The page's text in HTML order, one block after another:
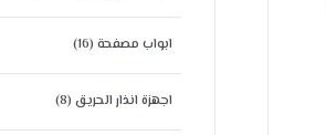
ابواب مصفحة (16)
اجهزة انذار الحريق (8)